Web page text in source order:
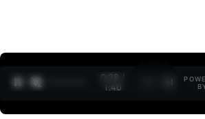
0:30 /
1:40